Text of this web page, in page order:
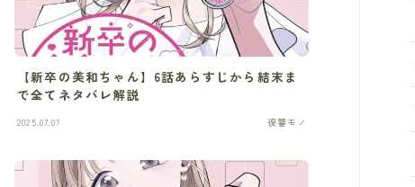
【新卒の美和ちゃん】6話あらすじから結末ま
で全てネタバレ解説
2025.07.07 復讐モノ